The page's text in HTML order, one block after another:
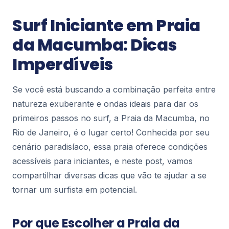
Espetáculos em Cartaz no Rio de
Janeiro – Programação Completa
O Rio de Janeiro é muito mais que praias e
paisagens deslumbrantes: a cidade é também um
dos principais polos culturais do Brasil, com
Blog Rio
Rodoviárias no Rio de Janeiro: Guia
Completo, Horários e Dicas de Viagem
Se você está planejando uma viagem de ônibus
para, do ou dentro do Rio de Janeiro, conhecer
as principais rodoviárias da cidade é fundamenta...
Restaurantes com Vista para a Lagoa
Surf Iniciante em Praia
da Macumba: Dicas
Imperdíveis
Se você está buscando a combinação perfeita entre
natureza exuberante e ondas ideais para dar os
primeiros passos no surf, a Praia da Macumba, no
Rio de Janeiro, é o lugar certo! Conhecida por seu
cenário paradisíaco, essa praia oferece condições
acessíveis para iniciantes, e neste post, vamos
compartilhar diversas dicas que vão te ajudar a se
tornar um surfista em potencial.
Por que Escolher a Praia da